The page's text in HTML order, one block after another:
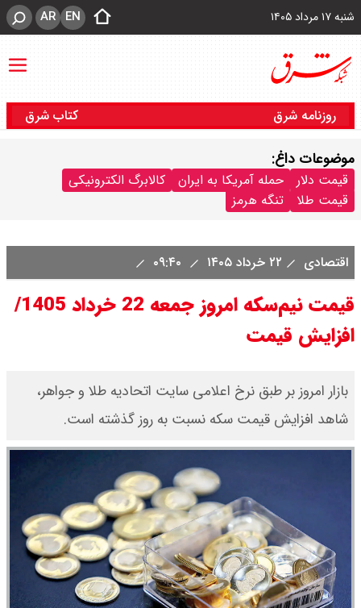
شنبه ۱۷ مرداد ۱۴۰۵ EN
AR
روزنامه شرق کتاب شرق
موضوعات داغ:
قیمت دلار حمله آمریکا به ایران
کالابرگ الکترونیکی
قیمت طلا
تنگه هرمز
اقتصادی ۲۲ خرداد ۱۴۰۵
قیمت نیم‌سکه امروز جمعه 22 خرداد 1405/
افزایش قیمت
بازار امروز بر طبق نرخ اعلامی سایت اتحادیه طلا و جواهر،
شاهد افزایش قیمت‌‌‌‌ سکه نسبت به روز گذشته است.